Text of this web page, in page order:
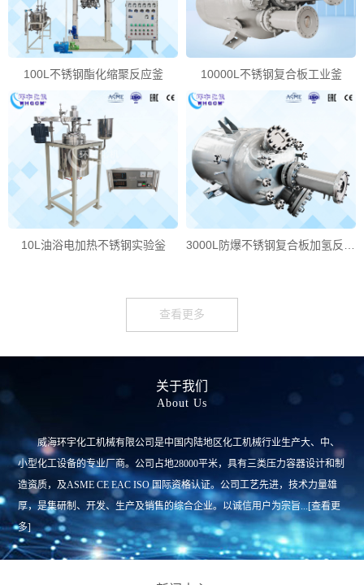
100L不锈钢酯化缩聚反应釜 10000L不锈钢复合板工业釜
10L油浴电加热不锈钢实验釡
查看更多
关于我们
About Us
威海环宇化工机械有限公司是中国内陆地区化工机械行业生产大、中、
小型化工设备的专业厂商。公司占地28000平米，具有三类压力容器设计和制
造资质，及ASME CE EAC ISO 国际资格认证。公司工艺先进，技术力量雄
厚，是集研制、开发、生产及销售的综合企业。以诚信用户为宗旨...[查看更
多]